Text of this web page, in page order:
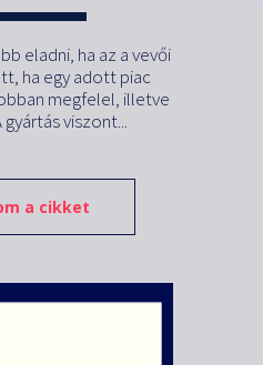
a cikket
eladni, ha az a vevői
ha egy adott piac
megfelel, illetve
viszont...